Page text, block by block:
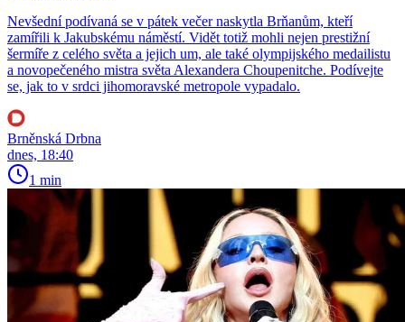
Nevšední podívaná se v pátek večer naskytla Brňanům, kteří
zamířili k Jakubskému náměstí. Vidět totiž mohli nejen prestižní
šermíře z celého světa a jejich um, ale také olympijského medailistu
a novopečeného mistra světa Alexandera Choupenitche. Podívejte
se, jak to v srdci jihomoravské metropole vypadalo.
Brněnská Drbna
dnes, 18:40
1 min